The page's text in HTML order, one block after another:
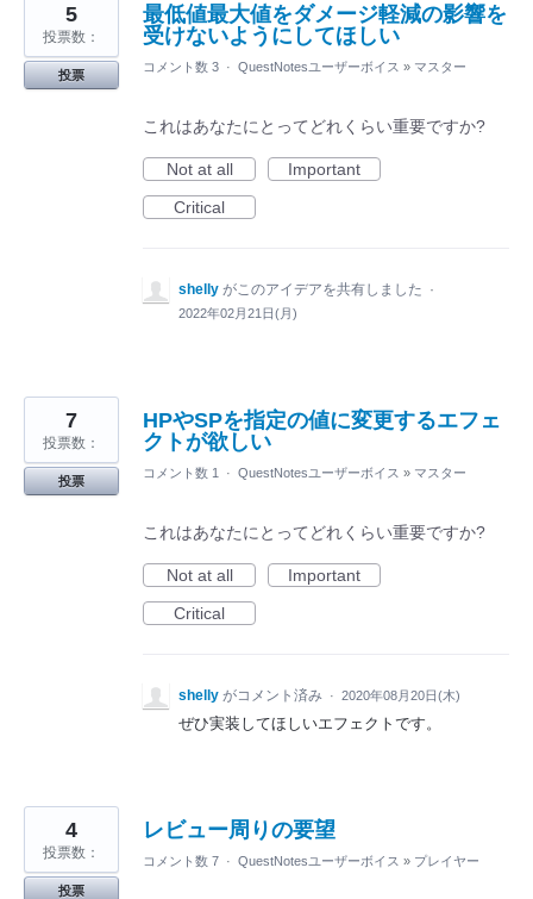
最低値最大値をダメージ軽減の影響を
受けないようにしてほしい
5
投票数：
投票
コメント数 3 · QuestNotesユーザーボイス » マスター
これはあなたにとってどれくらい重要ですか?
Not at all
Important
Critical
shelly がこのアイデアを共有しました ·
2022年02月21日(月)
HPやSPを指定の値に変更するエフェ
クトが欲しい
7
投票数：
投票
コメント数 1 · QuestNotesユーザーボイス » マスター
これはあなたにとってどれくらい重要ですか?
Not at all
Important
Critical
shelly がコメント済み · 2020年08月20日(木)
ぜひ実装してほしいエフェクトです。
レビュー周りの要望
4
投票数：
投票
コメント数 7 · QuestNotesユーザーボイス » プレイヤー